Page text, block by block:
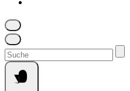
Suchen
nach: